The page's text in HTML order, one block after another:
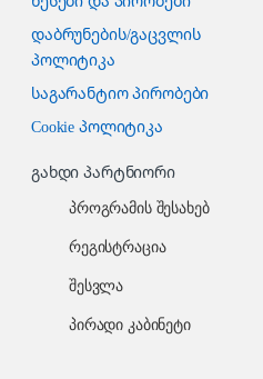
დაბრუნების/გაცვლის
პოლიტიკა
საგარანტიო პირობები
Cookie პოლიტიკა
გახდი პარტნიორი
პროგრამის შესახებ
რეგისტრაცია
შესვლა
პირადი კაბინეტი